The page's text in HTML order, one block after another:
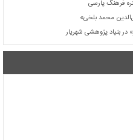
فرهنگ پارسی
محمد بلخی»
بنیاد پژوهشی شهریار